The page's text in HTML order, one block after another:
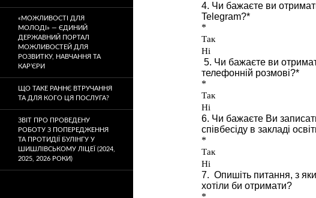
«МОЖЛИВОСТІ ДЛЯ
МОЛОДІ» — ЄДИНИЙ
ДЕРЖАВНИЙ ПОРТАЛ
МОЖЛИВОСТЕЙ ДЛЯ
РОЗВИТКУ, НАВЧАННЯ ТА
КАР’ЄРИ
ЩО ТАКЕ РАННЄ ВТРУЧАННЯ
ТА ДЛЯ КОГО ЦЯ ПОСЛУГА?
ЗВІТ ПРО ПРОВЕДЕНУ
РОБОТУ З ПОПЕРЕДЖЕННЯ
ТА ПРОТИДІЇ БУЛІНГУ У
ШИШЛІВСЬКОМУ ЛІЦЕЇ (2024,
2025, 2026 РОКИ)